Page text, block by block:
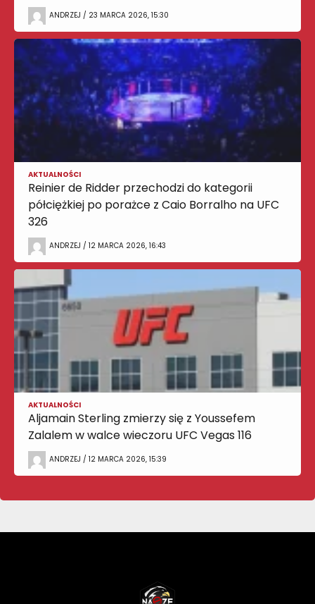
ANDRZEJ / 23 MARCA 2026, 15:30
AKTUALNOŚCI
Reinier de Ridder przechodzi do kategorii
półciężkiej po porażce z Caio Borralho na UFC
326
ANDRZEJ / 12 MARCA 2026, 16:43
AKTUALNOŚCI
Aljamain Sterling zmierzy się z Youssefem
Zalalem w walce wieczoru UFC Vegas 116
ANDRZEJ / 12 MARCA 2026, 15:39